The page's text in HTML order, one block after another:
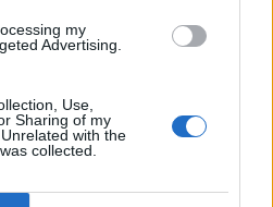
my
Advertising.
Use,
Sharing of my
with the
collected.